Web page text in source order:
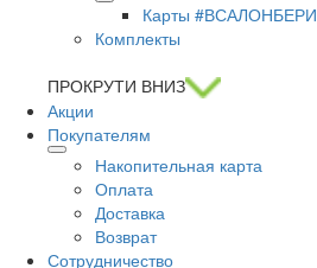
Карты #ВСАЛОНБЕРИ
Комплекты
ПРОКРУТИ ВНИЗ
Акции
Покупателям
Накопительная карта
Оплата
Доставка
Возврат
Сотрудничество